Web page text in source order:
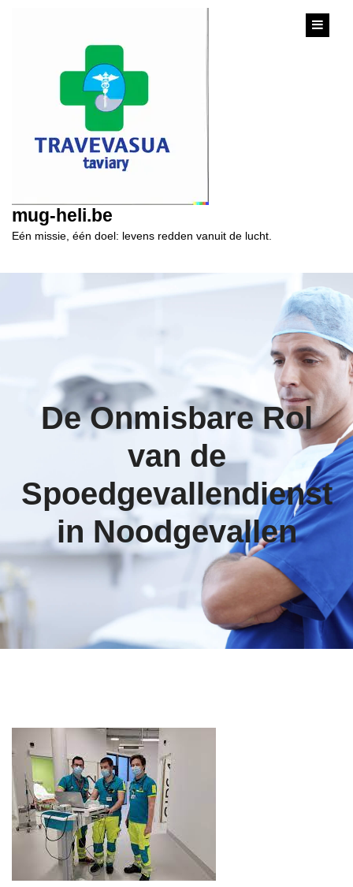
mug-heli.be
Eén missie, één doel: levens redden vanuit de lucht.
De Onmisbare Rol
van de
Spoedgevallendienst
in Noodgevallen